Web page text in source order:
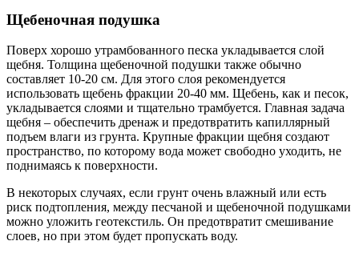
Щебеночная подушка
Поверх хорошо утрамбованного песка укладывается слой
щебня. Толщина щебеночной подушки также обычно
составляет 10-20 см. Для этого слоя рекомендуется
использовать щебень фракции 20-40 мм. Щебень, как и песок,
укладывается слоями и тщательно трамбуется. Главная задача
щебня – обеспечить дренаж и предотвратить капиллярный
подъем влаги из грунта. Крупные фракции щебня создают
пространство, по которому вода может свободно уходить, не
поднимаясь к поверхности.
В некоторых случаях, если грунт очень влажный или есть
риск подтопления, между песчаной и щебеночной подушками
можно уложить геотекстиль. Он предотвратит смешивание
слоев, но при этом будет пропускать воду.